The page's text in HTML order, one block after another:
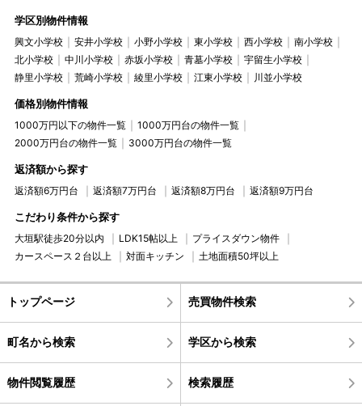
学区別物件情報
興文小学校 安井小学校 小野小学校 東小学校 西小学校
南小学校
北小学校
中川小学校 赤坂小学校 青墓小学校
宇留生小学校
静里小学校
荒崎小学校 綾里小学校 江東小学校 川並小学校
価格別物件情報
1000万円以下の物件一覧
1000万円台の物件一覧
2000万円台の物件一覧
3000万円台の物件一覧
返済額から探す
返済額6万円台 返済額7万円台 返済額8万円台 返済額9万円台
こだわり条件から探す
大垣駅徒歩20分以内 LDK15帖以上
プライスダウン物件
カースペース２台以上
対面キッチン 土地面積50坪以上
トップページ 売買物件検索
町名から検索 学区から検索
物件閲覧履歴 検索履歴